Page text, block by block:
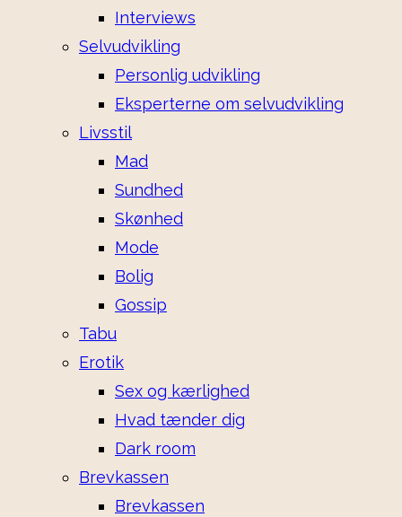
Interviews
Selvudvikling
Personlig udvikling
Eksperterne om selvudvikling
Livsstil
Mad
Sundhed
Skønhed
Mode
Bolig
Gossip
Tabu
Erotik
Sex og kærlighed
Hvad tænder dig
Dark room
Brevkassen
Brevkassen